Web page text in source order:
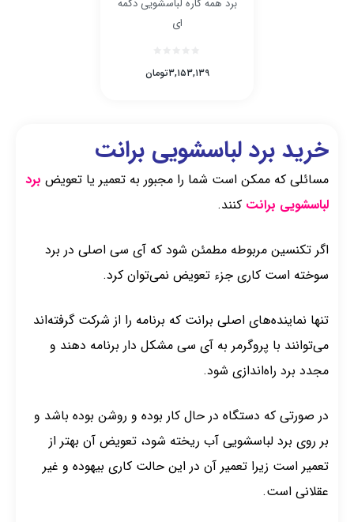
برد همه کاره لباسشویی دکمه
ای
تومان۳,۱۵۳,۱۳۹
خرید برد لباسشویی برانت
مسائلی که ممکن است شما را مجبور به تعمیر یا تعویض برد
لباسشویی برانت کنند.
اگر تکنسین مربوطه مطمئن شود که آی سی اصلی در برد
سوخته است کاری جزء تعویض نمی‌توان کرد.
تنها نماینده‌های اصلی برانت که برنامه را از شرکت گرفته‌اند
می‌توانند با پروگرمر به آی سی مشکل دار برنامه دهند و
مجدد برد راه‌اندازی شود.
در صورتی که دستگاه در حال کار بوده و روشن بوده باشد و
بر روی برد لباسشویی آب ریخته شود، تعویض آن بهتر از
تعمیر است زیرا تعمیر آن در این حالت کاری بیهوده و غیر
عقلانی است.